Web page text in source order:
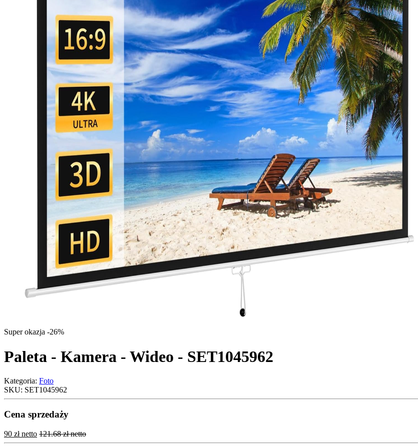
Super okazja -26%
Paleta - Kamera - Wideo - SET1045962
Kategoria: Foto
SKU: SET1045962
Cena sprzedaży
90 zł netto 121.68 zł netto